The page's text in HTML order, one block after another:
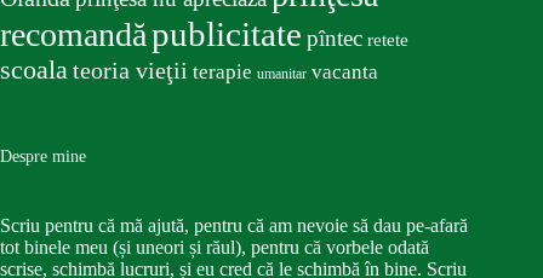
recomandăpublicitate pîntec retete
scoalateoria vieţii terapie umanitar vacanta
Despre mine
Scriu pentru că mă ajută, pentru că am nevoie să dau pe-afară
tot binele meu (și uneori și răul), pentru că vorbele odată
scrise, schimbă lucruri, și eu cred că le schimbă în bine. Scriu